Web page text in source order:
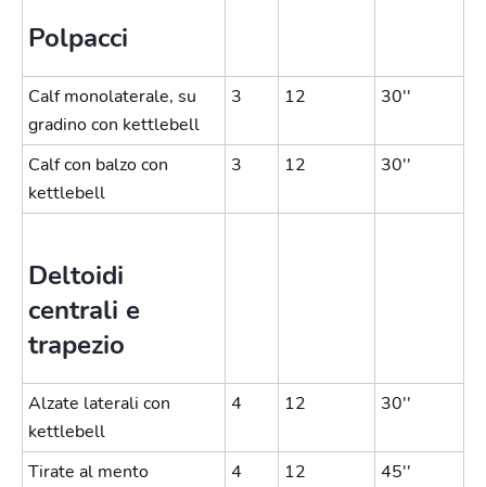
Polpacci
Calf monolaterale, su
gradino con kettlebell
3 12 30''
Calf con balzo con
kettlebell
3 12 30''
Deltoidi
centrali e
trapezio
Alzate laterali con
kettlebell
4 12 30''
Tirate al mento 4 12 45''